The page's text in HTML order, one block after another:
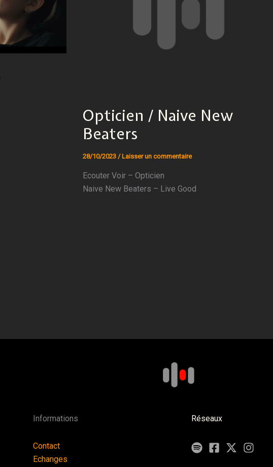
Opticien / Naive New
Beaters
28/10/2023 / Laisser un commentaire
Ecouter Voir – Opticien
Naive New Beaters – Live Good
Informations
Contact
Echanges
Réseaux